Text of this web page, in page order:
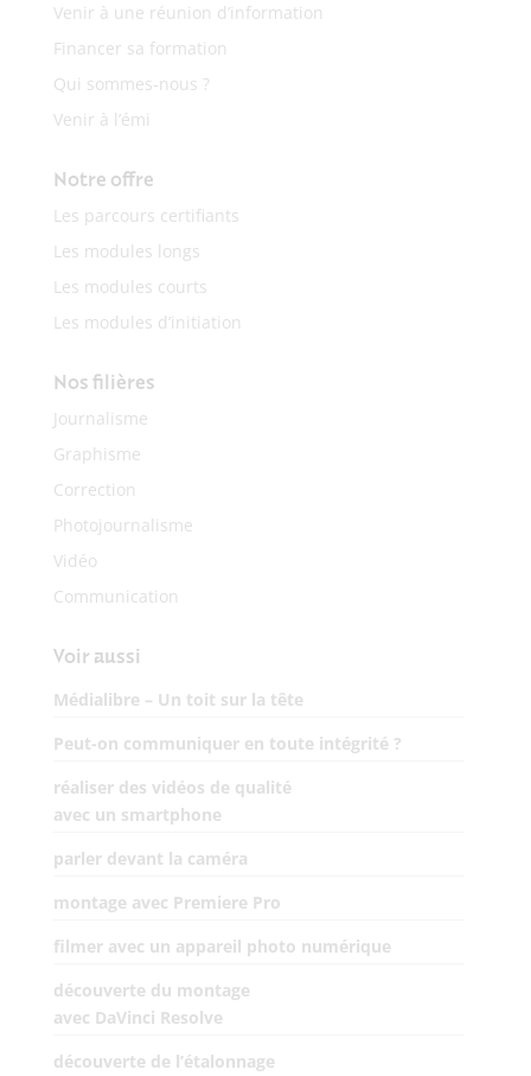
Venir à une réunion d’information
Financer sa formation
Qui sommes-nous ?
Venir à l’émi
Notre offre
Les parcours certifiants
Les modules longs
Les modules courts
Les modules d’initiation
Nos filières
Journalisme
Graphisme
Correction
Photojournalisme
Vidéo
Communication
Voir aussi
Médialibre – Un toit sur la tête
Peut-on communiquer en toute intégrité ?
réaliser des vidéos de qualité
avec un smartphone
parler devant la caméra
montage avec Premiere Pro
filmer avec un appareil photo numérique
découverte du montage
avec DaVinci Resolve
découverte de l’étalonnage